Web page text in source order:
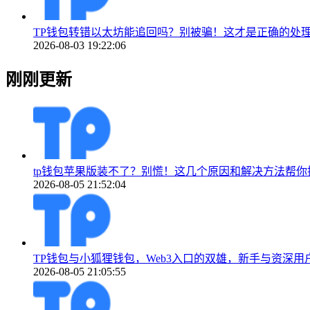
TP钱包转错以太坊能追回吗？别被骗！这才是正确的处
2026-08-03 19:22:06
刚刚更新
tp钱包苹果版装不了？别慌！这几个原因和解决方法帮你
2026-08-05 21:52:04
TP钱包与小狐狸钱包，Web3入口的双雄，新手与资深用
2026-08-05 21:05:55